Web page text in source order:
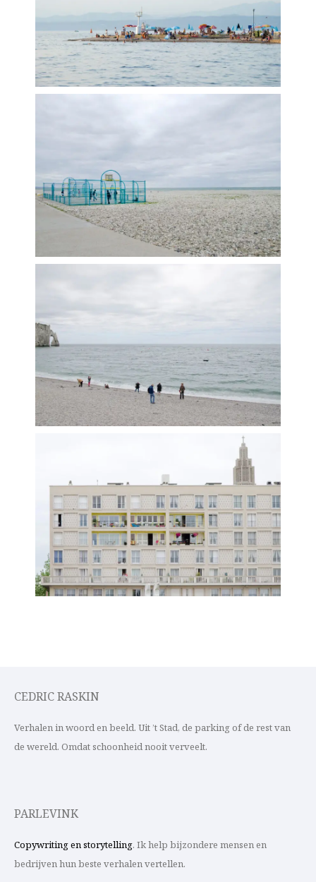
CEDRIC RASKIN
Verhalen in woord en beeld. Uit ’t Stad, de parking of de rest van
de wereld. Omdat schoonheid nooit verveelt.
PARLEVINK
Copywriting en storytelling. Ik help bijzondere mensen en
bedrijven hun beste verhalen vertellen.